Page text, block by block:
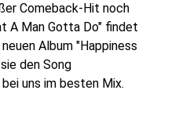
Comeback-Hit noch
A Man Gotta Do" findet
Album "Happiness
den Song
uns im besten Mix.